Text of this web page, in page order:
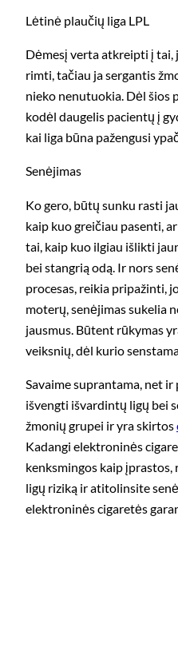
Lėtinė plaučių liga LPL
Dėmesį verta atkreipti į tai,
rimti, tačiau ja sergantis
nieko nenutuokia. Dėl šios
kodėl daugelis pacientų į
kai liga būna pažengusi
Senėjimas
Ko gero, būtų sunku rasti
kaip kuo greičiau pasenti,
tai, kaip kuo ilgiau išlikti
bei stangrią odą. Ir nors
procesas, reikia pripažinti,
moterų, senėjimas sukelia
jausmus. Būtent rūkymas
veiksnių, dėl kurio
Savaime suprantama, net
išvengti išvardintų ligų bei
žmonių grupei ir yra skirtos
Kadangi elektroninės
kenksmingos kaip įprastos,
ligų riziką ir atitolinsite
elektroninės cigaretės